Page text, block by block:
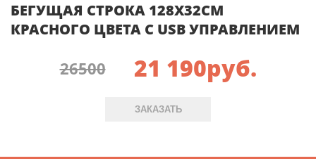
БЕГУЩАЯ СТРОКА 128X32СМ
КРАСНОГО ЦВЕТА C USB УПРАВЛЕНИЕМ
26500 21 190руб.
ЗАКАЗАТЬ